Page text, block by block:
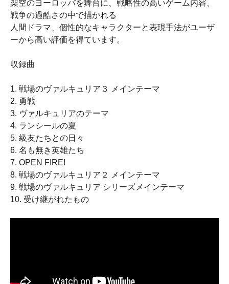
架空のヨーロッパを舞台に、戦略性の高いゲーム内容、
戦争の過酷さの中で描かれる
人間ドラマ、個性的なキャラクターと表現手法がユーザ
ーから高い評価を得ています。
収録曲
1. 戦場のヴァルキュリア３ メインテーマ
2. 勇戦
3. ヴァルキュリアのテーマ
4. ランシールの夏
5. 級友たちとの日々
6. 名も無き英雄たち
7. OPEN FIRE!
8. 戦場のヴァルキュリア２ メインテーマ
9. 戦場のヴァルキュリア シリーズメインテーマ
10. 受け継がれたもの